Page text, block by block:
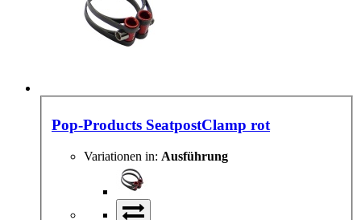
Pop-Products SeatpostClamp rot
Variationen in: Ausführung